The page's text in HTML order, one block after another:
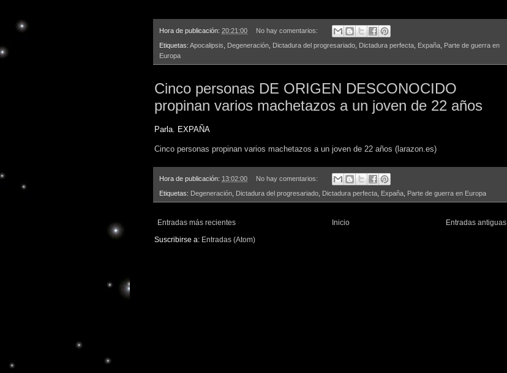
Hora de publicación: 20:21:00 No hay comentarios:
Etiquetas: Apocalipsis Degeneración Dictadura del progresariado Dictadura perfecta Expaña
Parte de guerra en
Europa
Cinco personas DE ORIGEN DESCONOCIDO
propinan varios machetazos a un joven de 22 años
Parla. EXPAÑA
Cinco personas propinan varios machetazos a un joven de 22 años (larazon.es)
Hora de publicación: 13:02:00 No hay comentarios:
Etiquetas: Degeneración Dictadura del progresariado Dictadura perfecta Expaña Parte de guerra en Europa
Entradas más recientes Entradas antiguas
Inicio
Suscribirse a: Entradas (Atom)